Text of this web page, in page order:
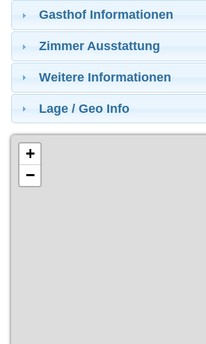
Gasthof Informationen
Zimmer Ausstattung
Weitere Informationen
Lage / Geo Info
+
−